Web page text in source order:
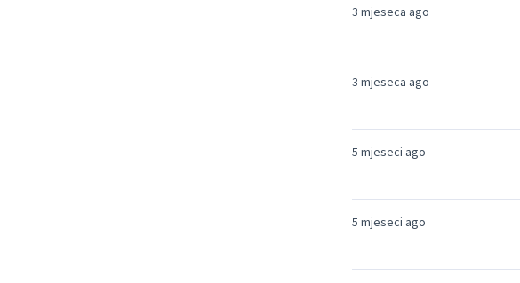
3 mjeseca ago
3 mjeseca ago
5 mjeseci ago
5 mjeseci ago